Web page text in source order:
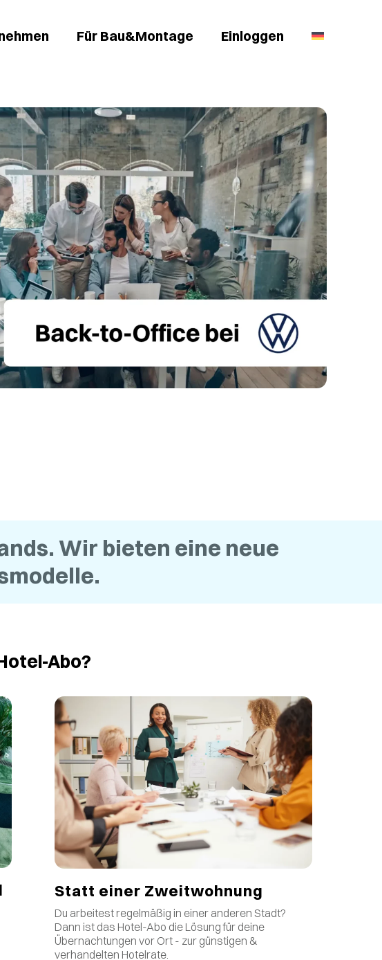
Für Bau&Montage Einloggen
Wir bieten eine neue
Abo?
Statt einer Zweitwohnung
Du arbeitest regelmäßig in einer anderen Stadt?
Dann ist das Hotel-Abo die Lösung für deine
Übernachtungen vor Ort - zur günstigen &
verhandelten Hotelrate.